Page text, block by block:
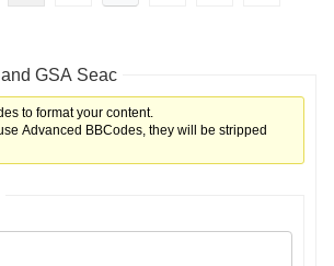
GSA Seac
to format your content.
Advanced BBCodes, they will be stripped